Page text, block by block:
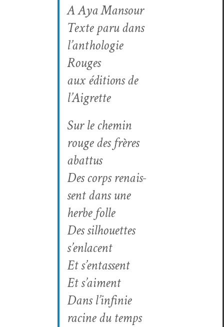
A Aya Mansour
Texte paru dans
l’an­tholo­gie
Rouges
aux édi­tions de
l’Aigrette
Sur le chemin
rouge des frères
abattus
Des corps renais­
sent dans une
herbe folle
Des sil­hou­ettes
s’enlacent
Et s’entassent
Et s’aiment
Dans l’in­finie
racine du temps